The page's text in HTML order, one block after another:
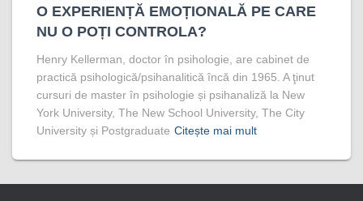
O EXPERIENȚĂ EMOȚIONALĂ PE CARE
NU O POȚI CONTROLA?
Henry Kellerman, doctor în psihologie, are cabinet de
practică psihologică/psihanalitică încă din 1965. A ţinut
cursuri de master în psihologie și psihanaliză la New
York University, The New School University, The City
University și Postgraduate Citește mai mult